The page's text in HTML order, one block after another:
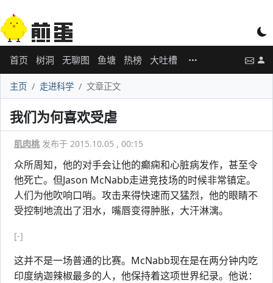
首页 树洞 无聊图 鱼塘 热榜 大吐槽
主页 走进科学 文章正文
我们为何喜欢受虐
肌肉桃 发布于 2015.10.05 , 00:15
众所周知，他的对手会让他的癫痫和心脏病发作，甚至令
他死亡。但Jason McNabb走进竞技场的时候非常镇定。
人们为他吹响口哨。攻击来得快速而又猛烈，他的眼睛不
受控制地流出了泪水，嘴唇变得肿胀，大汗淋漓。
[-]
这并不是一场普通的比赛。McNabb现在是在两分钟内吃
印度纳迦辣椒最多的人，他保持着这项世界纪录。他说：